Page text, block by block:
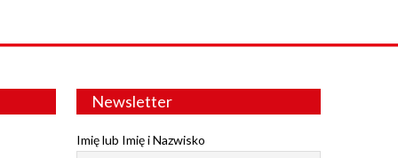
Newsletter
Imię lub Imię i Nazwisko